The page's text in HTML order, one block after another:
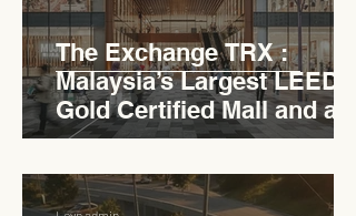
The Exchange TRX :
Malaysia’s Largest LEED
Gold Certified Mall and a
Model for EVCC™ Pedas
RSA